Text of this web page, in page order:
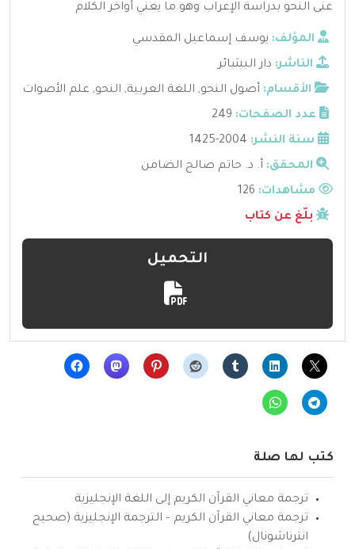
عنى النحو بدراسة الإعراب وهو ما يعني أواخر الكلام
المؤلف: يوسف إسماعيل المقدسي
الناشر: دار البشائر
الأقسام: أصول النحو, اللغة العربية, النحو, علم الأصوات
عدد الصفحات: 249
سنة النشر: 2004-1425
المحقق: أ. د. حاتم صالح الضامن
مشاهدات:
بلّغ عن كتاب
التحميل
كتب لها صلة
ترجمة معاني القرآن الكريم إلى اللغة الإنجليزية
ترجمة معاني القرآن الكريم – الترجمة الإنجليزية (صحيح
انترناشونال)